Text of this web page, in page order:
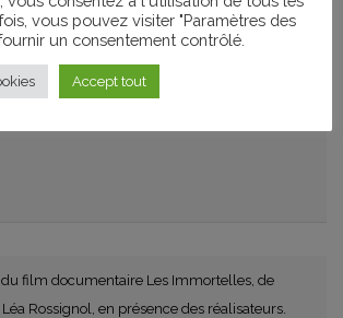
film documentaire Les Immortelles, de
Rossignol, en présence des réalisateurs.
vous pouvez visiter "Paramètres des
un consentement contrôlé.
Accept tout